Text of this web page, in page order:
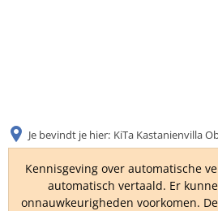
Je bevindt je hier: KiTa Kastanienvilla
Kennisgeving over automatische
automatisch vertaald. Er
onnauwkeurigheden voorkomen.